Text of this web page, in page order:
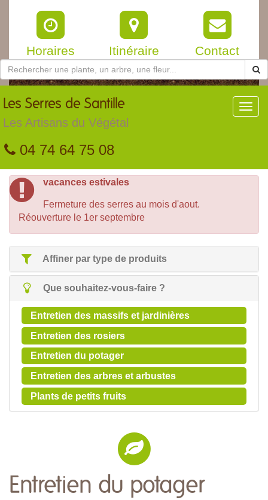
Horaires Itinéraire Contact
Les Serres de Santille
Les Artisans du Végétal
04 74 64 75 08
vacances estivales
Fermeture des serres au mois d'aout.
Réouverture le 1er septembre
Affiner par type de produits
Que souhaitez-vous-faire ?
Entretien des massifs et jardinières
Entretien des rosiers
Entretien du potager
Entretien des arbres et arbustes
Plants de petits fruits
Entretien du potager